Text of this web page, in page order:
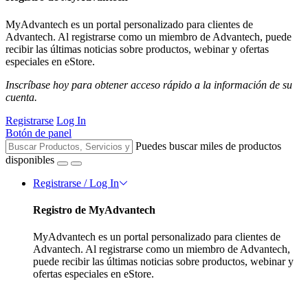
MyAdvantech es un portal personalizado para clientes de
Advantech. Al registrarse como un miembro de Advantech, puede
recibir las últimas noticias sobre productos, webinar y ofertas
especiales en eStore.
Inscríbase hoy para obtener acceso rápido a la información de su
cuenta.
Registrarse Log In
Botón de panel
Puedes buscar miles de productos
disponibles
Registrarse / Log In
Registro de MyAdvantech
MyAdvantech es un portal personalizado para clientes de
Advantech. Al registrarse como un miembro de Advantech,
puede recibir las últimas noticias sobre productos, webinar y
ofertas especiales en eStore.